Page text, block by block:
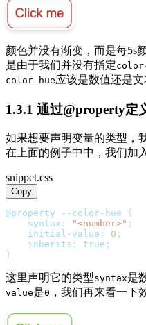
颜色并没有渐变，而是每5s
是由于我们并没有指定
color-hue应该是数值还是
1.3.1 通过@property定
如果想要声明变量的类型，
在上面的例子中中，我们加
snippet.css
Copy
@property --color-hue
{
syntax : "<number>" ;
initial-value : 0 ;
inherits : true ;
}
这里声明它的类型syntax是
value是0 ，我们再来看一下